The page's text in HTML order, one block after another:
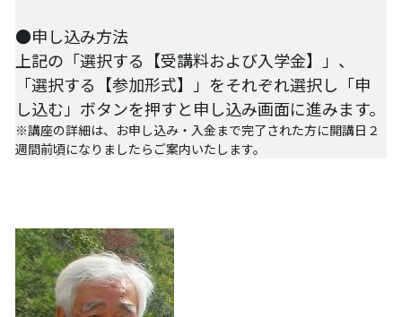
●申し込み方法
上記の「選択する【受講料および入学金】」、
「選択する【参加形式】」をそれぞれ選択し「申
※講座の詳細は、お申し込み・入金まで完了された方に開講日２
週間前頃になりましたらご案内いたします。
沖縄勉強会2024年11月
沖縄ツアー2024
13表現することは生きること
13表現することは生きること
12ビオダンサ
12ビオダンサ